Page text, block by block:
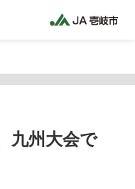
jaiki2021/ja-iki.jp/public_html/wp-
九州大会で